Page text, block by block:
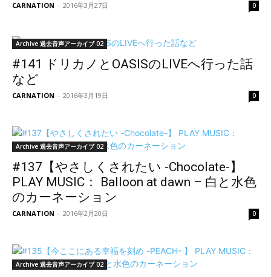
CARNATION - 2016年3月27日 0
Archive 過去音声アーカイブ 02
#141 ドリカノとOASISのLIVEへ行った話
など
CARNATION - 2016年3月19日 0
Archive 過去音声アーカイブ 02
#137【やさしくされたい -Chocolate-】
PLAY MUSIC： Balloon at dawn – 白と水色
のカーネーション
CARNATION - 2016年2月20日 0
Archive 過去音声アーカイブ 02